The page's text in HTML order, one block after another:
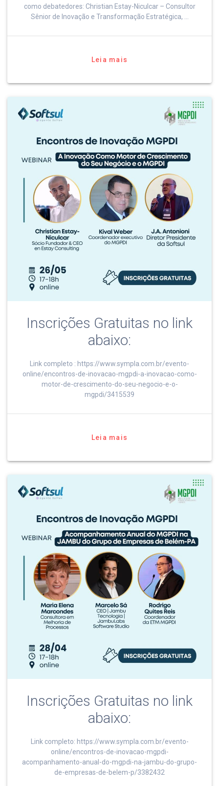
como debatedores: Christian Estay-Niculcar – Consultor
Sênior de Inovação e Transformação Estratégica, …
Leia mais
Inscrições Gratuitas no link
abaixo:
Link completo : https://www.sympla.com.br/evento-
online/encontros-de-inovacao-mgpdi-a-inovacao-como-
motor-de-crescimento-do-seu-negocio-e-o-
mgpdi/3415539
Leia mais
Inscrições Gratuitas no link
abaixo:
Link completo: https://www.sympla.com.br/evento-
online/encontros-de-inovacao-mgpdi-
acompanhamento-anual-do-mgpdi-na-jambu-do-grupo-
de-empresas-de-belem-p/3382432